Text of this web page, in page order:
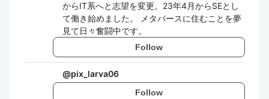
からIT系へと志望を変更。23年4月からSEとし
て働き始めました。 メタバースに住むことを夢
見て日々奮闘中です。
Follow
@pix_larva06
Follow